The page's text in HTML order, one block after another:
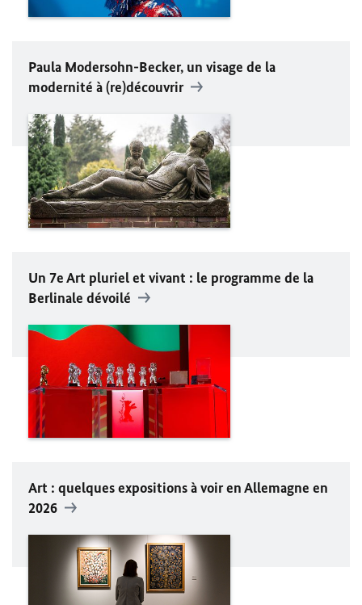
Paula Modersohn-Becker, un visage de la
modernité à (re)découvrir
Un 7e Art pluriel et vivant : le programme de la
Berlinale dévoilé
Art : quelques expositions à voir en Allemagne en
2026